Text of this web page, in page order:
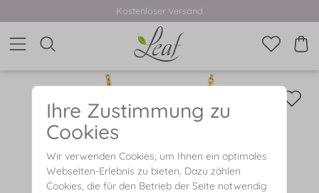
Kostenloser Versand
Ihre Zustimmung zu
Cookies
Wir verwenden Cookies, um Ihnen ein optimales
Webseiten-Erlebnis zu bieten. Dazu zählen
Cookies, die für den Betrieb der Seite notwendig